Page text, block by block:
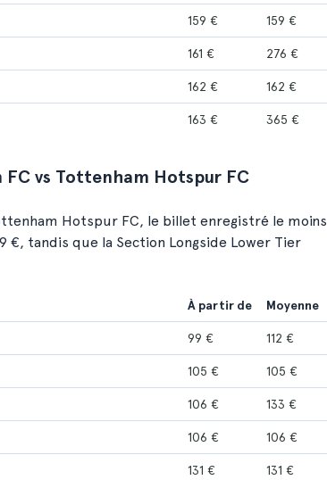
159 € 159 €
161 € 276 €
162 € 162 €
163 € 365 €
vs Tottenham Hotspur FC
Hotspur FC, le billet enregistré le moins
€, tandis que la Section Longside Lower Tier
À partir de Moyenne
99 € 112 €
105 € 105 €
106 € 133 €
106 € 106 €
131 € 131 €